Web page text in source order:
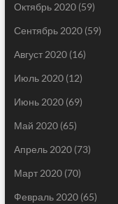
Октябрь 2020(59)
Сентябрь 2020(59)
Август 2020(16)
Июль 2020(12)
Июнь 2020(69)
Май 2020(65)
Апрель 2020(73)
Март 2020(70)
Февраль 2020(65)